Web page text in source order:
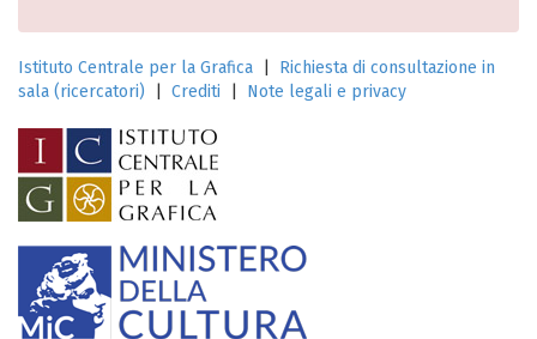
Istituto Centrale per la Grafica
Richiesta di consultazione in
sala (ricercatori)
Crediti Note legali e privacy